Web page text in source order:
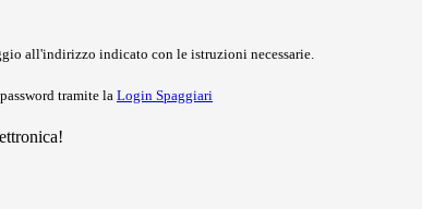
all'indirizzo indicato con le istruzioni necessarie.
tramite la Login Spaggiari